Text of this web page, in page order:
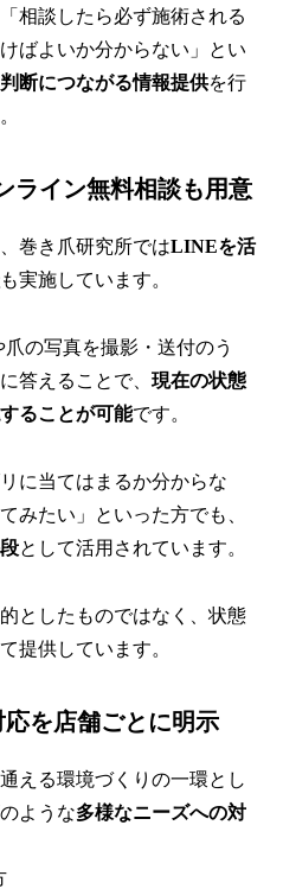
相談したら必ず施術される
ばよいか分からない」とい
断につながる情報提供を行
ライン無料相談も用意
巻き爪研究所ではLINEを活
も実施しています。
の写真を撮影・送付のう
答えることで、 現在の状態
ることが可能です。
に当てはまるか分からな
みたい」といった方でも、
として活用されています。
としたものではなく、状態
提供しています。
を店舗ごとに明示
える環境づくりの一環とし
ような多様なニーズへの対